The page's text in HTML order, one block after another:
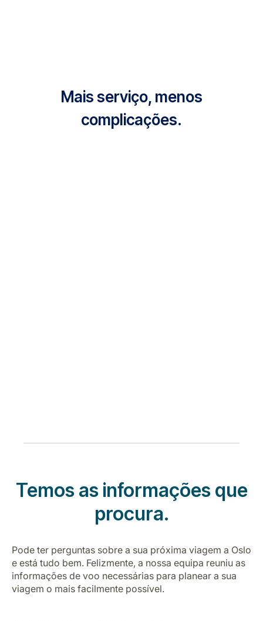
Mais serviço, menos
complicações.
Temos as informações que
procura.
Pode ter perguntas sobre a sua próxima viagem a Oslo
e está tudo bem. Felizmente, a nossa equipa reuniu as
informações de voo necessárias para planear a sua
viagem o mais facilmente possível.